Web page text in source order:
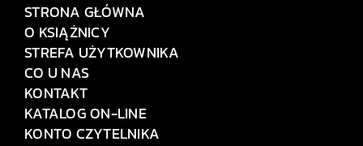
STRONA GŁÓWNA
O KSIĄŻNICY
STREFA UŻYTKOWNIKA
CO U NAS
KONTAKT
KATALOG ON-LINE
KONTO CZYTELNIKA